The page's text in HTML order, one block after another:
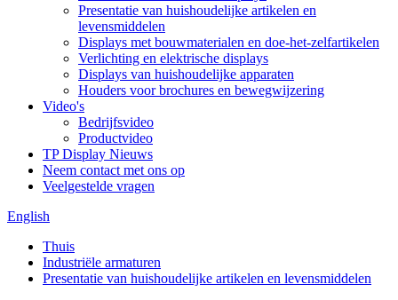
Presentatie van huishoudelijke artikelen en
levensmiddelen
Displays met bouwmaterialen en doe-het-zelfartikelen
Verlichting en elektrische displays
Displays van huishoudelijke apparaten
Houders voor brochures en bewegwijzering
Video's
Bedrijfsvideo
Productvideo
TP Display Nieuws
Neem contact met ons op
Veelgestelde vragen
English
Thuis
Industriële armaturen
Presentatie van huishoudelijke artikelen en levensmiddelen